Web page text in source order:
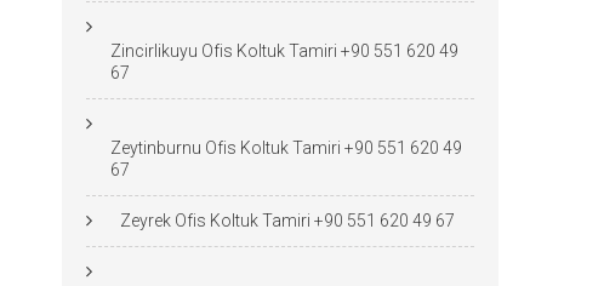
Zincirlikuyu Ofis Koltuk Tamiri +90 551 620 49
67
Zeytinburnu Ofis Koltuk Tamiri +90 551 620 49
67
Zeyrek Ofis Koltuk Tamiri +90 551 620 49 67